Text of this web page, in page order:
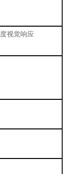
度视觉响应